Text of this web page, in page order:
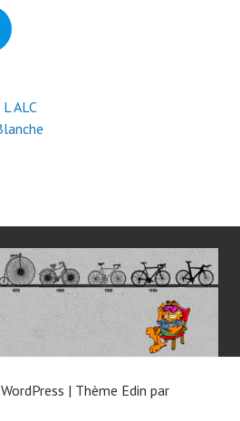
ALC
| Thème Edin par